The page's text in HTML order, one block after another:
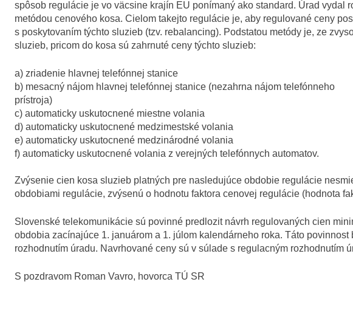
spôsob regulácie je vo väcsine krajín EU ponímaný ako standard. Úrad vydal
metódou cenového kosa. Cielom takejto regulácie je, aby regulované ceny
s poskytovaním týchto sluzieb (tzv. rebalancing). Podstatou metódy je, ze
sluzieb, pricom do kosa sú zahrnuté ceny týchto sluzieb:
a) zriadenie hlavnej telefónnej stanice
b) mesacný nájom hlavnej telefónnej stanice (nezahrna nájom telefónneho
prístroja)
c) automaticky uskutocnené miestne volania
d) automaticky uskutocnené medzimestské volania
e) automaticky uskutocnené medzinárodné volania
f) automaticky uskutocnené volania z verejných telefónnych automatov.
Zvýsenie cien kosa sluzieb platných pre nasledujúce obdobie regulácie
obdobiami regulácie, zvýsenú o hodnotu faktora cenovej regulácie (hodnota
Slovenské telekomunikácie sú povinné predlozit návrh regulovaných cien
obdobia zacínajúce 1. januárom a 1. júlom kalendárneho roka. Táto
rozhodnutím úradu. Navrhované ceny sú v súlade s regulacným rozhodnutím
S pozdravom Roman Vavro, hovorca TÚ SR